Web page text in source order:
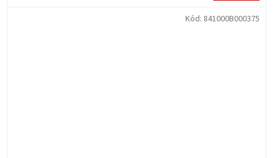
Kód: 841000B000375